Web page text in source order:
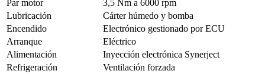
Par motor
3,5 Nm a 6000 rpm
Lubricación
Cárter húmedo y bomba
Encendido
Electrónico gestionado por ECU
Arranque
Eléctrico
Alimentación
Inyección electrónica Synerject
Refrigeración
Ventilación forzada